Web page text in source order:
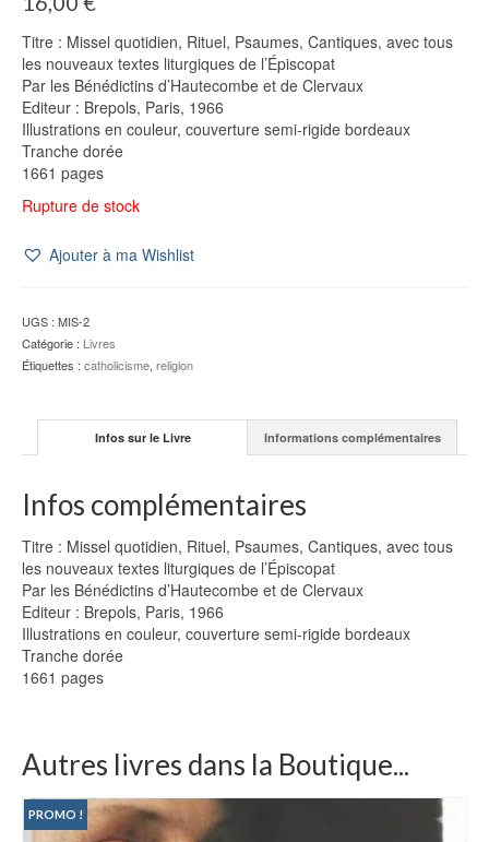
Titre : Missel quotidien, Rituel, Psaumes, Cantiques, avec tous
les nouveaux textes liturgiques de l’Épiscopat
Par les Bénédictins d’Hautecombe et de Clervaux
Editeur : Brepols, Paris, 1966
Illustrations en couleur, couverture semi-rigide bordeaux
Tranche dorée
1661 pages
Rupture de stock
Ajouter à ma Wishlist
UGS : MIS-2
Catégorie : Livres
Étiquettes : catholicisme, religion
Infos sur le Livre Informations complémentaires
Infos complémentaires
Titre : Missel quotidien, Rituel, Psaumes, Cantiques, avec tous
les nouveaux textes liturgiques de l’Épiscopat
Par les Bénédictins d’Hautecombe et de Clervaux
Editeur : Brepols, Paris, 1966
Illustrations en couleur, couverture semi-rigide bordeaux
Tranche dorée
1661 pages
Autres livres dans la Boutique...
PROMO !